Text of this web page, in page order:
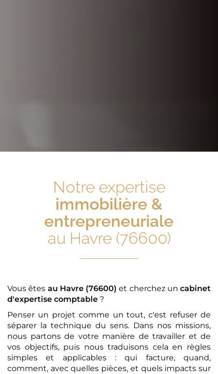
Notre expertise
immobilière &
entrepreneuriale
au Havre (76600)
Vous êtes au Havre (76600) et cherchez un cabinet
d'expertise comptable ?
Penser un projet comme un tout, c'est refuser de
séparer la technique du sens. Dans nos missions,
nous partons de votre manière de travailler et de
vos objectifs, puis nous traduisons cela en règles
simples et applicables : qui facture, quand,
comment, avec quelles pièces, et quels impacts sur